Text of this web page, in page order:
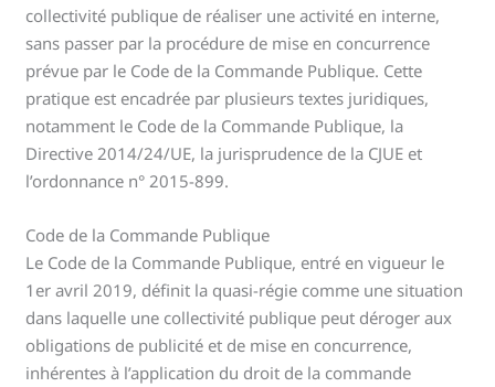
collectivité publique de réaliser une activité en interne,
sans passer par la procédure de mise en concurrence
prévue par le Code de la Commande Publique. Cette
pratique est encadrée par plusieurs textes juridiques,
notamment le Code de la Commande Publique, la
Directive 2014/24/UE, la jurisprudence de la CJUE et
l’ordonnance n° 2015-899.
Code de la Commande Publique
Le Code de la Commande Publique, entré en vigueur le
1er avril 2019, définit la quasi-régie comme une situation
dans laquelle une collectivité publique peut déroger aux
obligations de publicité et de mise en concurrence,
inhérentes à l’application du droit de la commande